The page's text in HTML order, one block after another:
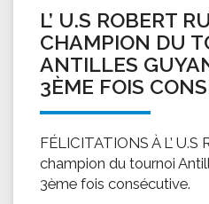
L’ U.S ROBERT
CHAMPION DU
ANTILLES
3ÈME FOIS
FÉLICITATIONS À L’
champion du tournoi
3ème fois consécutive.